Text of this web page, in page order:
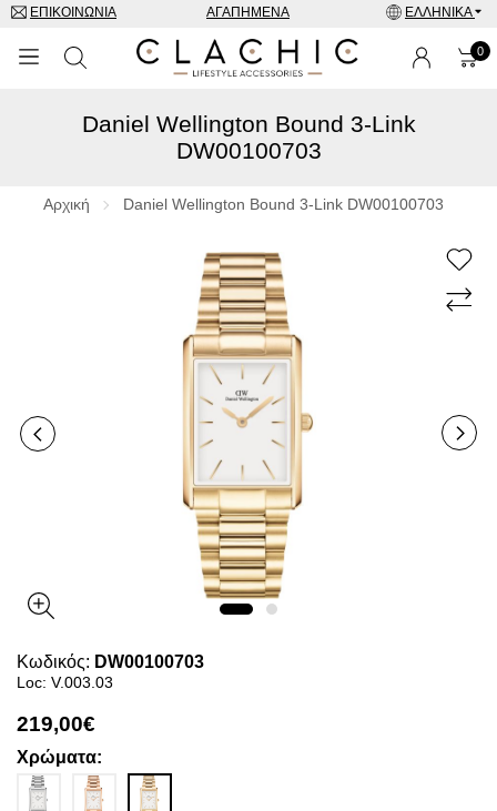
ΕΠΙΚΟΙΝΩΝΊΑ ΑΓΑΠΗΜΈΝΑ ΕΛΛΗΝΙΚΆ
0
ΜΑΡΚΕΣ
ΓΥΑΛΙΆ ΗΛΊΟΥ
ΑΞΕΣΟΥΑΡ
SPECIAL OFFERS
Daniel Wellington Bound 3-Link
DW00100703
Αρχική Daniel Wellington Bound 3-Link DW00100703
Κωδικός: DW00100703
Loc: V.003.03
219,00€
Χρώματα: